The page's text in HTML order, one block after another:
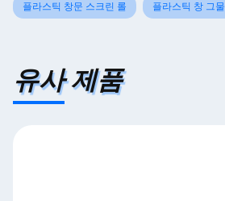
플라스틱 창문 스크린 롤 플라스틱 창 그물
유사 제품